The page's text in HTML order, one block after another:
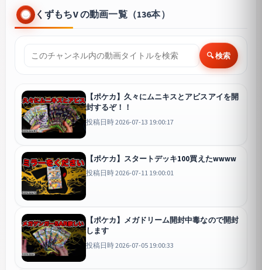
くずもちV の動画一覧（136本）
🔍 検索
【ポケカ】久々にムニキスとアビスアイを開
封するぞ！！
投稿日時 2026-07-13 19:00:17
【ポケカ】スタートデッキ100買えたwwww
投稿日時 2026-07-11 19:00:01
【ポケカ】メガドリーム開封中毒なので開封
します
投稿日時 2026-07-05 19:00:33